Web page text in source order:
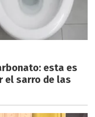
esta es
el sarro de las